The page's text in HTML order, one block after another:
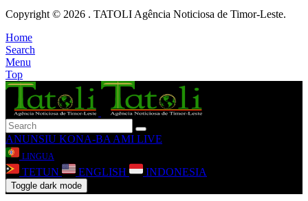
Copyright © 2026 . TATOLI Agência Noticiosa de Timor-Leste.
Home
Search
Menu
Top
ANUNSIU KONA-BA AMI LIVE
LINGUA
TETUN ENGLISH INDONESIA
Toggle dark mode